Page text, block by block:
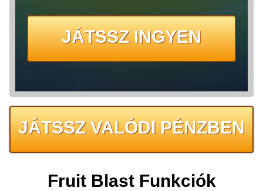
JÁTSSZ INGYEN
JÁTSSZ VALÓDI PÉNZBEN
Fruit Blast Funkciók